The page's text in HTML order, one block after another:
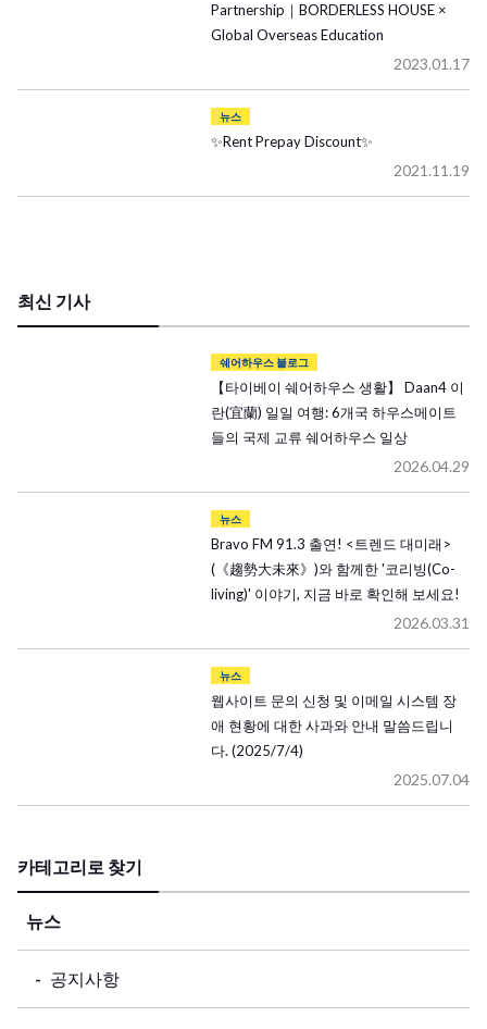
Partnership｜BORDERLESS HOUSE ×
Global Overseas Education
2023.01.17
뉴스
✨Rent Prepay Discount✨
2021.11.19
최신 기사
쉐어하우스 블로그
【타이베이 쉐어하우스 생활】 Daan4 이
란(宜蘭) 일일 여행: 6개국 하우스메이트
들의 국제 교류 쉐어하우스 일상
2026.04.29
뉴스
Bravo FM 91.3 출연! <트렌드 대미래>
(《趨勢大未來》)와 함께한 '코리빙(Co-
living)' 이야기, 지금 바로 확인해 보세요!
2026.03.31
뉴스
웹사이트 문의 신청 및 이메일 시스템 장
애 현황에 대한 사과와 안내 말씀드립니
다. (2025/7/4)
2025.07.04
카테고리로 찾기
뉴스
공지사항